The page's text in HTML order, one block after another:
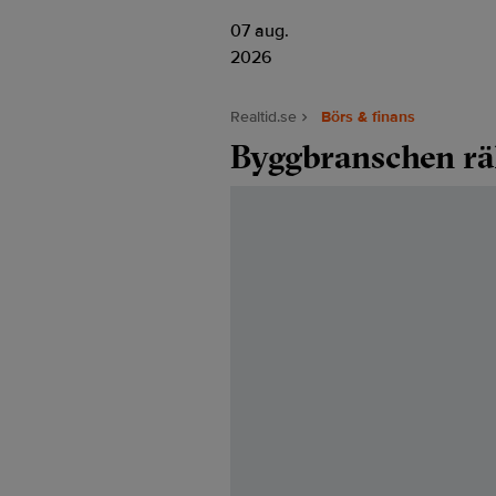
07 aug.
2026
Realtid.se Börs & finans
Byggbranschen